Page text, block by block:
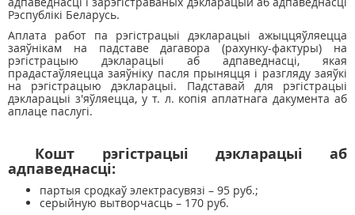
Рэспублікі Беларусь.
Аплата работ па рэгістрацыі дэкларацыі ажыццяўляецца
заяўнікам на падставе дагавора (рахунку-фактуры) на
рэгістрацыю дэкларацыі аб адпаведнасці, якая
прадастаўляецца заяўніку пасля прыняцця і разгляду заяўкі
на рэгістрацыю дэкларацыі. Падставай для рэгістрацыі
дэкларацыі з'яўляецца, у т. л. копія аплатнага дакумента аб
аплаце паслугі.
Кошт рэгістрацыі дэкларацыі аб
адпаведнасці:
партыя сродкаў электрасувязі – 95 руб.;
серыйную вытворчасць – 170 руб.